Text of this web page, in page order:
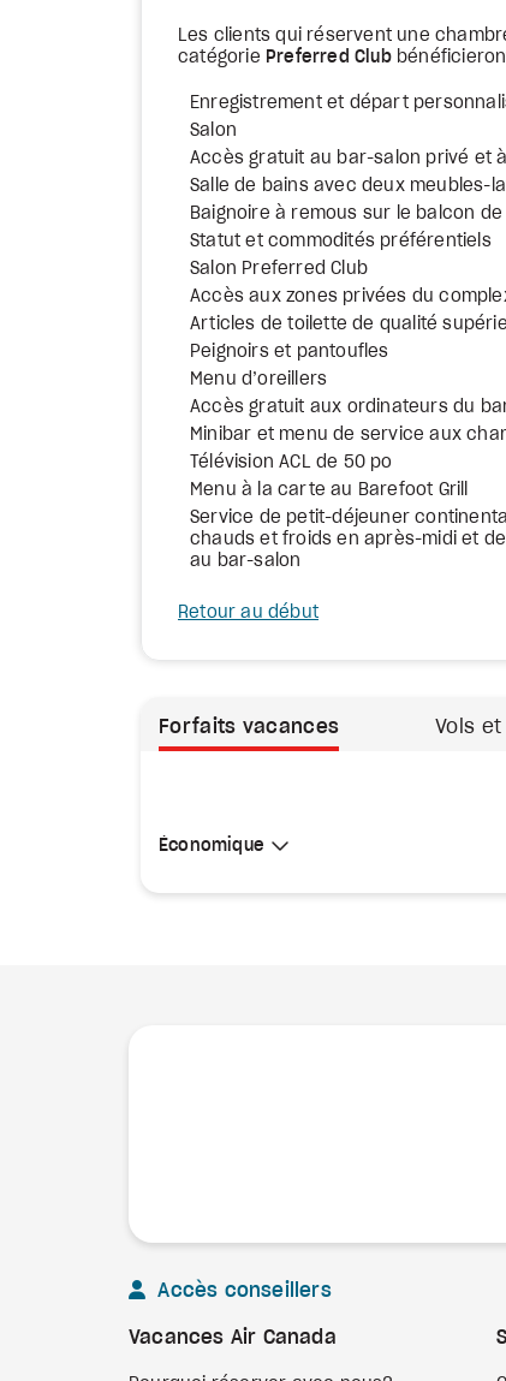
Les clients qui réservent une
catégorie Preferred Club
Enregistrement et départ
Salon
Accès gratuit au bar-salon privé et
Salle de bains avec deux meubles-
Baignoire à remous sur le balcon
Statut et commodités préférentiels
Salon Preferred Club
Accès aux zones privées du
Articles de toilette de qualité
Peignoirs et pantoufles
Menu d’oreillers
Accès gratuit aux ordinateurs du
Minibar et menu de service aux
Télévision ACL de 50 po
Menu à la carte au Barefoot Grill
Service de petit-déjeuner
chauds et froids en après-midi et
au bar-salon
Retour au début
Forfaits vacances Vols et
Sélectionner une cabine
Économique
Économique
Accès conseillers
Vacances Air Canada